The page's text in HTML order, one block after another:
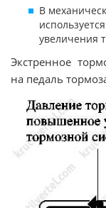
В
увеличения
Экстренное
на педаль